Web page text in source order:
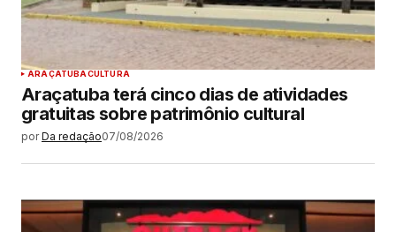
ARAÇATUBACULTURA
Araçatuba terá cinco dias de atividades
gratuitas sobre patrimônio cultural
por Da redação07/08/2026